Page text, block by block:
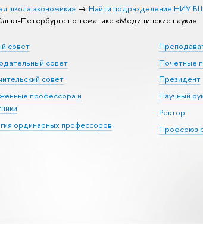
школа экономики» Найти подразделение НИУ
Петербурге по тематике «Медицинские науки»
совет
совет
совет
профессора и
ординарных профессоров
Почетные
Президент
Научный
Ректор
Профсоюз